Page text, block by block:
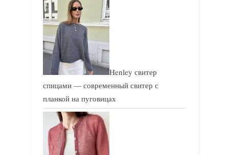
Henley свитер
спицами — современный свитер с
планкой на пуговицах